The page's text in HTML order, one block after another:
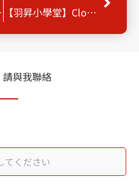
能
【羽昇小學堂】Cloud SQL 與儲存選擇
與我聯絡